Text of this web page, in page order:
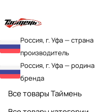
Россия, г. Уфа — страна
производитель
Россия, г. Уфа — родина
бренда
Все товары Таймень